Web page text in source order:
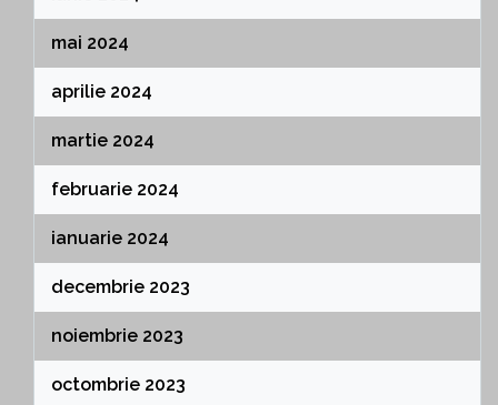
mai 2024
aprilie 2024
martie 2024
februarie 2024
ianuarie 2024
decembrie 2023
noiembrie 2023
octombrie 2023